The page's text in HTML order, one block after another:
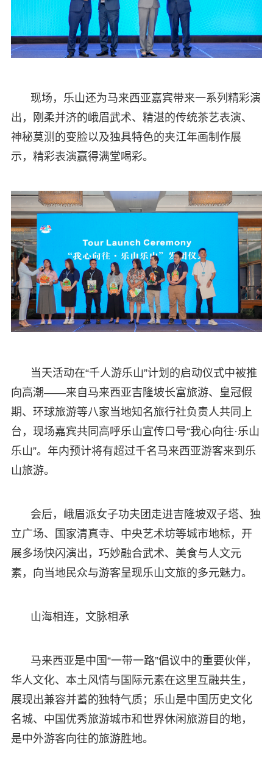
现场，乐山还为马来西亚嘉宾带来一系列精彩演
出，刚柔并济的峨眉武术、精湛的传统茶艺表演、
神秘莫测的变脸以及独具特色的夹江年画制作展
示，精彩表演赢得满堂喝彩。
当天活动在“千人游乐山”计划的启动仪式中被推
向高潮——来自马来西亚吉隆坡长富旅游、皇冠假
期、环球旅游等八家当地知名旅行社负责人共同上
台，现场嘉宾共同高呼乐山宣传口号“我心向往·乐山
乐山”。年内预计将有超过千名马来西亚游客来到乐
山旅游。
会后，峨眉派女子功夫团走进吉隆坡双子塔、独
立广场、国家清真寺、中央艺术坊等城市地标，开
展多场快闪演出，巧妙融合武术、美食与人文元
素，向当地民众与游客呈现乐山文旅的多元魅力。
山海相连，文脉相承
马来西亚是中国“一带一路”倡议中的重要伙伴，
华人文化、本土风情与国际元素在这里互融共生，
展现出兼容并蓄的独特气质；乐山是中国历史文化
名城、中国优秀旅游城市和世界休闲旅游目的地，
是中外游客向往的旅游胜地。